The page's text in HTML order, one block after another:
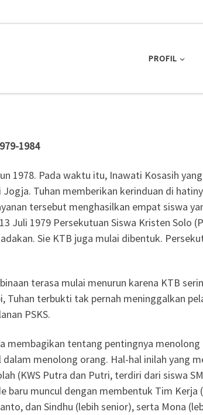
PROFIL
1984
1978. Pada waktu itu, Inawati Kosasih
Tuhan memberikan kerinduan di
tersebut menghasilkan empat siswa
Juli 1979 Persekutuan Siswa Kristen Solo
Sie KTB juga mulai dibentuk.
terasa mulai menurun karena KTB
terbukti tak pernah meninggalkan
PSKS.
membagikan tentang pentingnya
menolong orang. Hal-hal inilah yang
(KWS Putra dan Putri, terdiri dari siswa
muncul dengan membentuk Tim Kerja
dan Sindhu (lebih senior), serta Mona